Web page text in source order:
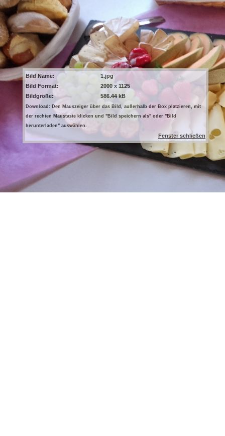
Bild Name:
1.jpg
Bild Format:
2000 x 1125
Bildgröße:
586.44 kB
Download: Den Mauszeiger über das Bild, außerhalb der Box platzieren, mit
der rechten Maustaste klicken und "Bild speichern als" oder "Bild
herunterladen" auswählen.
Fenster schließen